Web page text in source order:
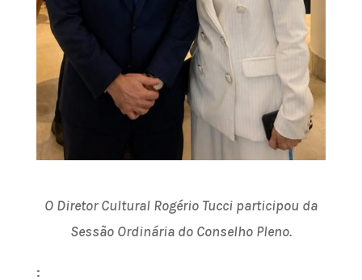
O Diretor Cultural Rogério Tucci participou da
Sessão Ordinária do Conselho Pleno.
:­